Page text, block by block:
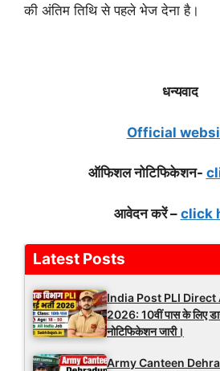
की अंतिम तिथि से पहले भेज देना है।
धन्यवाद
Official
ऑफिशल नोटिफिकेशन-
आवेदन करें – click
Latest Posts
India Post PLI
2026: 10वीं पास के लिए
नोटिफिकेशन जारी।
Army Canteen